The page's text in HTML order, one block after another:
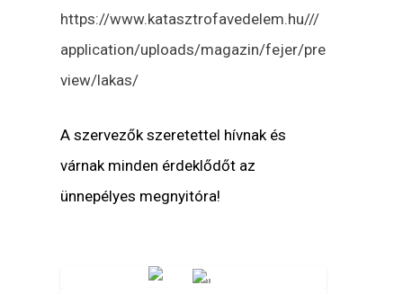
https://www.katasztrofavedelem.hu///
application/uploads/magazin/fejer/pre
view/lakas/
A szervezők szeretettel hívnak és
várnak minden érdeklődőt az
ünnepélyes megnyitóra!